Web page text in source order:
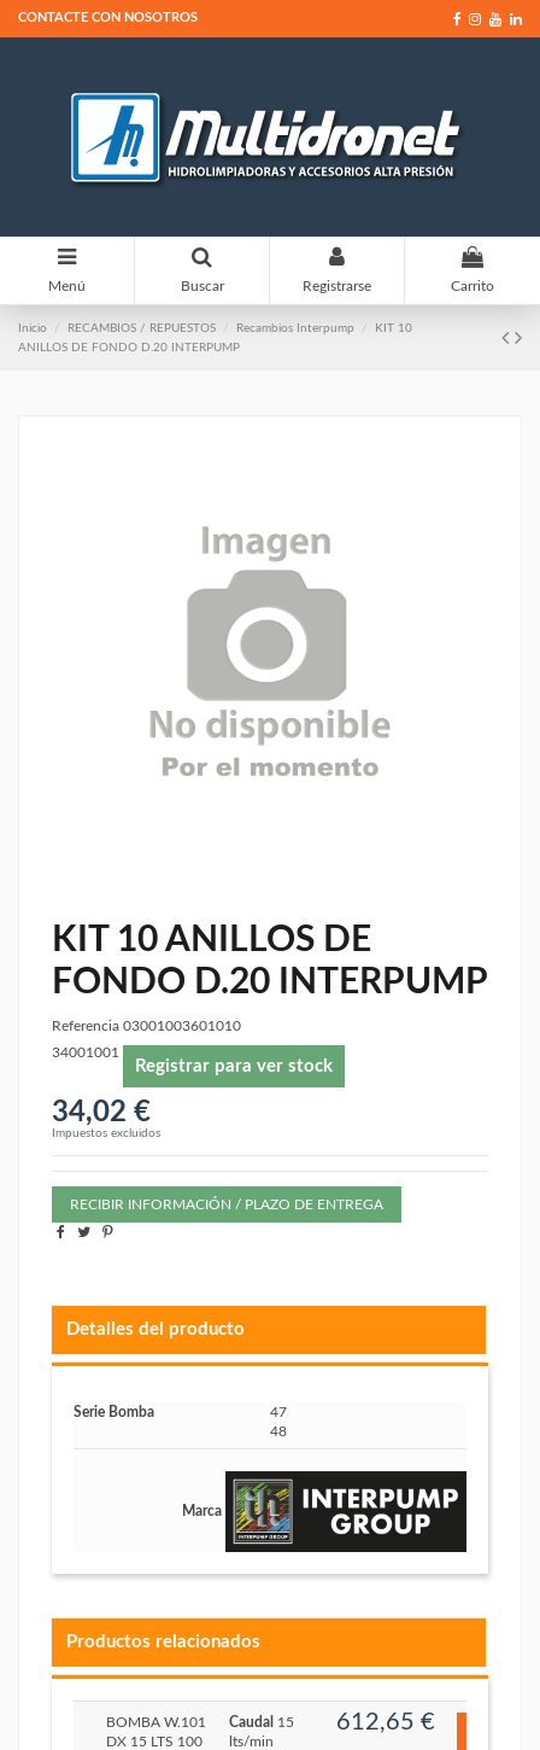
CONTACTE CON NOSOTROS
Menú Buscar Registrarse
0
Carrito
Inicio RECAMBIOS / REPUESTOS Recambios Interpump
KIT 10
ANILLOS DE FONDO D.20 INTERPUMP
KIT 10 ANILLOS DE
FONDO D.20 INTERPUMP
Referencia 03001003601010
34001001
Registrar para ver stock
34,02 €
Impuestos excluidos
RECIBIR INFORMACIÓN / PLAZO DE ENTREGA
Detalles del producto
Serie Bomba
47
48
Marca
Productos relacionados
BOMBA W.101
DX 15 LTS 100
Caudal 15
lts/min
612,65 €